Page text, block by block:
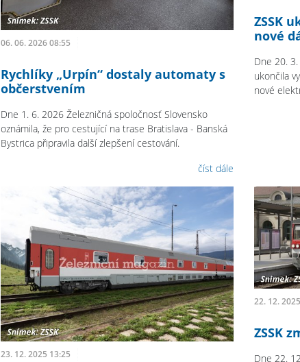
06. 06. 2026 08:55
Rychlíky „Urpín“ dostaly automaty s
občerstvením
Dne 1. 6. 2026 Železničná spoločnosť Slovensko
oznámila, že pro cestující na trase Bratislava - Banská
Bystrica připravila další zlepšení cestování.
číst dále
ZSSK
nové
Dne 20.
ukončila
nové
23. 12. 2025 13:25
22. 12.
ZSSK
Dne 22.